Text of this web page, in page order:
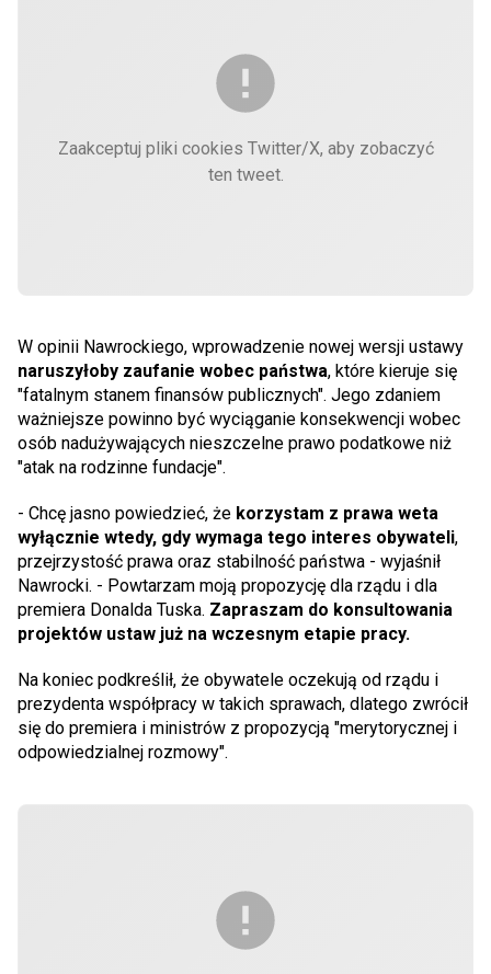
Zaakceptuj pliki cookies Twitter/X, aby zobaczyć
ten tweet.
W opinii Nawrockiego, wprowadzenie nowej wersji ustawy
naruszyłoby zaufanie wobec państwa, które kieruje się
"fatalnym stanem finansów publicznych". Jego zdaniem
ważniejsze powinno być wyciąganie konsekwencji wobec
osób nadużywających nieszczelne prawo podatkowe niż
"atak na rodzinne fundacje".
- Chcę jasno powiedzieć, że korzystam z prawa weta
wyłącznie wtedy, gdy wymaga tego interes obywateli,
przejrzystość prawa oraz stabilność państwa - wyjaśnił
Nawrocki. - Powtarzam moją propozycję dla rządu i dla
premiera Donalda Tuska. Zapraszam do konsultowania
projektów ustaw już na wczesnym etapie pracy.
Na koniec podkreślił, że obywatele oczekują od rządu i
prezydenta współpracy w takich sprawach, dlatego zwrócił
się do premiera i ministrów z propozycją "merytorycznej i
odpowiedzialnej rozmowy".